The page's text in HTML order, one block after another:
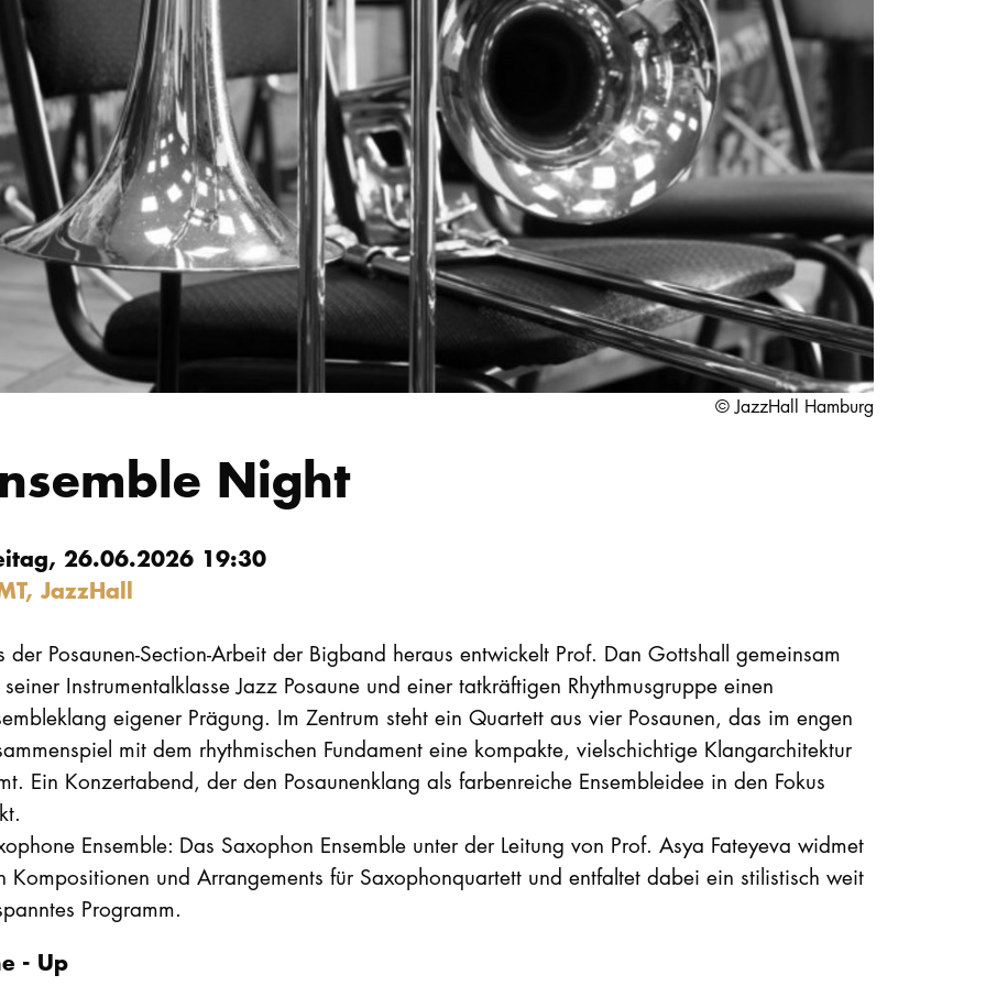
© JazzHall Hamburg
Night
26.06.2026 19:30
JazzHall
der Posaunen-Section-Arbeit der Bigband heraus entwickelt Prof. Dan Gottshall gemeinsam
Instrumentalklasse Jazz Posaune und einer tatkräftigen Rhythmusgruppe einen
eigener Prägung. Im Zentrum steht ein Quartett aus vier Posaunen, das im engen
mit dem rhythmischen Fundament eine kompakte, vielschichtige Klangarchitektur
Ein Konzertabend, der den Posaunenklang als farbenreiche Ensembleidee in den Fokus
Ensemble: Das Saxophon Ensemble unter der Leitung von Prof. Asya Fateyeva widmet
Kompositionen und Arrangements für Saxophonquartett und entfaltet dabei ein stilistisch weit
Programm.
- Up
STUDIUM
PROMOTION, FORSCHUNG & TRANSFER
Intranet
Online-Bewerbung